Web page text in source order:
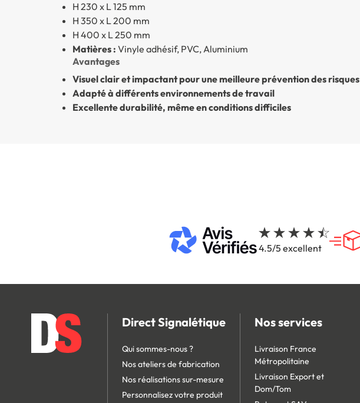
H 230 x L 125 mm
H 350 x L 200 mm
H 400 x L 250 mm
Matières : Vinyle adhésif, PVC, Aluminium
Avantages
Visuel clair et impactant pour une meilleure prévention des risques
Adapté à différents environnements de travail
Excellente durabilité, même en conditions difficiles
4.5/5 excellent
Direct Signalétique
Qui sommes-nous ?
Nos ateliers de fabrication
Nos réalisations sur-mesure
Personnalisez votre produit
Nos services
Livraison France
Métropolitaine
Livraison Export et
Dom/Tom